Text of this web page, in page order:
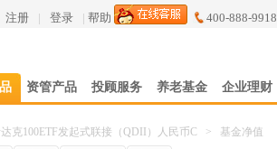
注册 | 登录 | 帮助 400-888-9918
资管产品 投顾服务 养老基金 企业理财
克100ETF发起式联接（QDII）人民币C > 基金净值